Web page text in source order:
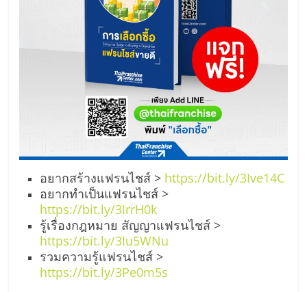
อยากสร้างแฟรนไชส์ > https://bit.ly/3Ive14C
อยากทำเป็นแฟรนไชส์ >
https://bit.ly/3IrrH0k
รู้เรื่องกฎหมาย สัญญาแฟรนไชส์ >
https://bit.ly/3Iu5WNu
รวมความรู้แฟรนไชส์ >
https://bit.ly/3Pe0m5s